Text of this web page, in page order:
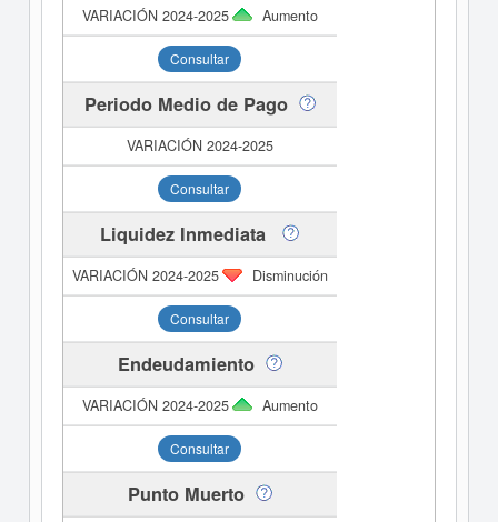
Aumento
Consultar
Periodo Medio de Pago
Consultar
Liquidez Inmediata
Disminución
Consultar
Endeudamiento
Aumento
Consultar
Punto Muerto